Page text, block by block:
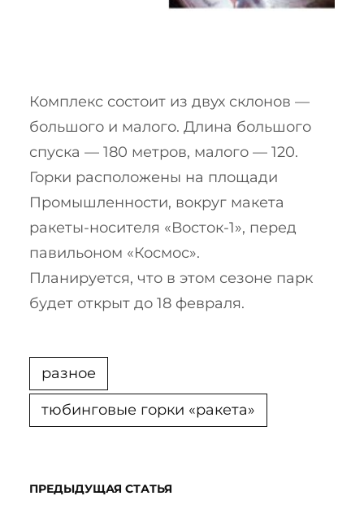
Комплекс состоит из двух склонов —
большого и малого. Длина большого
спуска — 180 метров, малого — 120.
Горки расположены на площади
Промышленности, вокруг макета
ракеты-носителя «Восток-1», перед
павильоном «Космос».
Планируется, что в этом сезоне парк
будет открыт до 18 февраля.
разное
тюбинговые горки «ракета»
ПРЕДЫДУЩАЯ СТАТЬЯ